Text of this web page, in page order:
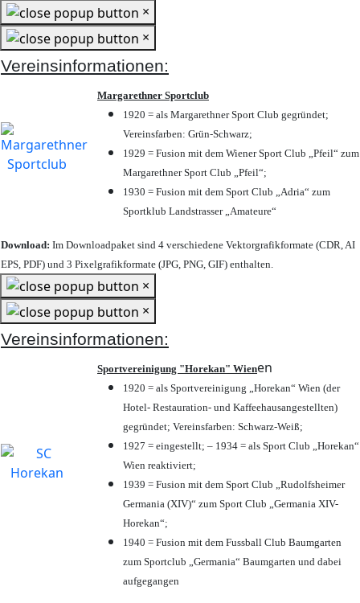
×
×
Vereinsinformationen:
Margarethner Sportclub
1920 = als Margarethner Sport Club gegründet;
Vereinsfarben: Grün-Schwarz;
1929 = Fusion mit dem Wiener Sport Club „Pfeil“ zum
Margarethner Sport Club „Pfeil“;
1930 = Fusion mit dem Sport Club „Adria“ zum
Sportklub Landstrasser „Amateure“
Download: Im Downloadpaket sind 4 verschiedene Vektorgrafikformate (CDR, AI
EPS, PDF) und 3 Pixelgrafikformate (JPG, PNG, GIF) enthalten.
×
×
Vereinsinformationen:
Sportvereinigung "Horekan" Wienen
1920 = als Sportvereinigung „Horekan“ Wien (der
Hotel- Restauration- und Kaffeehausangestellten)
gegründet; Vereinsfarben: Schwarz-Weiß;
1927 = eingestellt; – 1934 = als Sport Club „Horekan“
Wien reaktiviert;
1939 = Fusion mit dem Sport Club „Rudolfsheimer
Germania (XIV)“ zum Sport Club „Germania XIV-
Horekan“;
1940 = Fusion mit dem Fussball Club Baumgarten
zum Sportclub „Germania“ Baumgarten und dabei
aufgegangen